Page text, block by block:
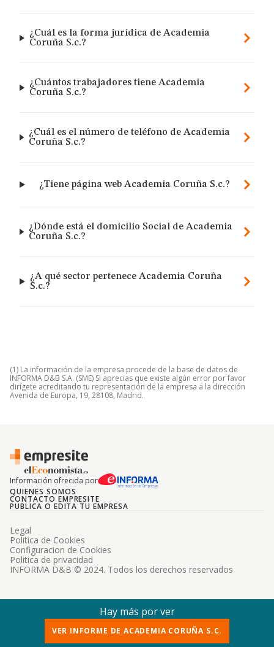
¿Cuál es la forma jurídica de Academia
Coruña S.c.?
¿Cuántos trabajadores tiene Academia
Coruña S.c.?
¿Cuál es el número de teléfono de Academia
Coruña S.c.?
¿Tiene página web Academia Coruña S.c.?
¿Dónde está el domicilio Social de Academia
Coruña S.c.?
¿A qué sector pertenece Academia Coruña
S.c.?
(1) La información de la empresa procede de la base de datos de
INFORMA D&B S.A. (SME) Si aprecias que existe algún error por favor
dirígete acreditando tu representación de la empresa a la dirección
Avenida de Europa, 19, 28108, Madrid.
Información ofrecida por
QUIENES SOMOS
CONTACTO EMPRESITE
PUBLICA O EDITA TU EMPRESA
INFORMA D&B © 2024. Todos los derechos reservados
Legal
Politica de Cookies
Configuracion de Cookies
Politica de privacidad
Hay más por ver
VER INFORME DE ACADEMIA CORUÑA S.C.